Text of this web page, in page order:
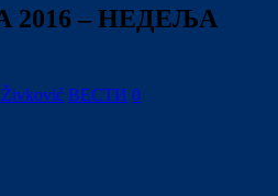
– НЕДЕЉА
ВЕСТИ 0